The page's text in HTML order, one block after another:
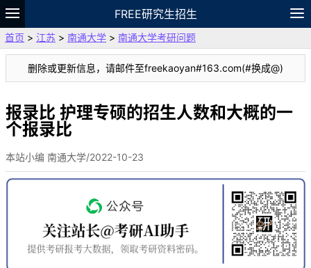
FREE研究生招生
题库
故事 专题 APP 笔记
VIP
资料
首页 > 江苏 > 南通大学 > 南通大学考研问题
删除或更新信息，请邮件至freekaoyan#163.com(#换成@)
报录比 护理专硕的招生人数和大概的一
个报录比
本站小编 南通大学/2022-10-23